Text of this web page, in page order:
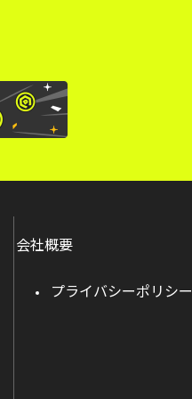
会社概要
プライバシーポリシー